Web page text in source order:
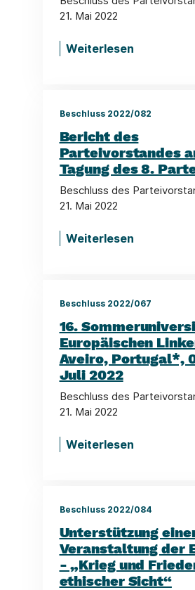
21. Mai 2022
Weiterlesen
Beschluss 2022/082
Bericht des
Parteivorstandes
Tagung des 8.
Beschluss des
21. Mai 2022
Weiterlesen
Beschluss 2022/067
16.
Europäischen
Aveiro, Portugal*,
Juli 2022
Beschluss des
21. Mai 2022
Weiterlesen
Beschluss 2022/084
Unterstützung
Veranstaltung der
- „Krieg und
ethischer Sicht“